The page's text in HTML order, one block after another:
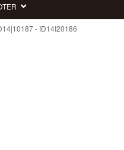
- ID14I20186